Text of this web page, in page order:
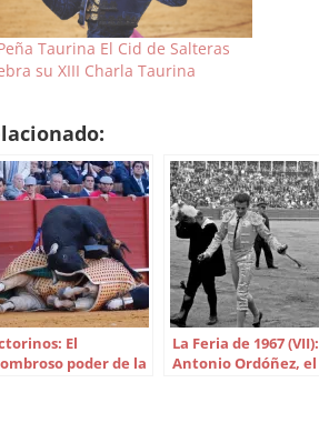
Taurina El Cid de Salteras
su XIII Charla Taurina
El
poder de la
La Feria de 1967 (VII):
Antonio Ordóñez, el